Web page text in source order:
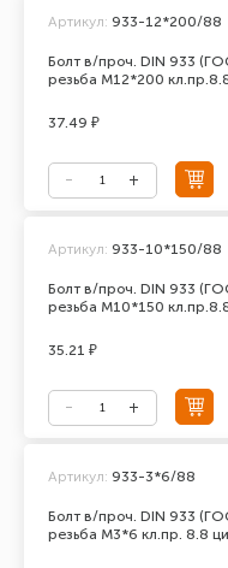
Болт в/проч. DIN 933
резьба М12*200
Артикул: 933-12*200/88
37.49 ₽
Болт в/проч. DIN 933
резьба М10*150
Артикул: 933-10*150/88
35.21 ₽
Болт в/проч. DIN 933
резьба М3*6 кл.пр. 8.8
Артикул: 933-3*6/88